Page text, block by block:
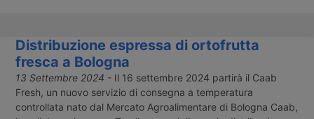
Distribuzione espressa di ortofrutta
fresca a Bologna
13 Settembre 2024 - Il 16 settembre 2024 partirà il Caab
Fresh, un nuovo servizio di consegna a temperatura
controllata nato dal Mercato Agroalimentare di Bologna Caab,